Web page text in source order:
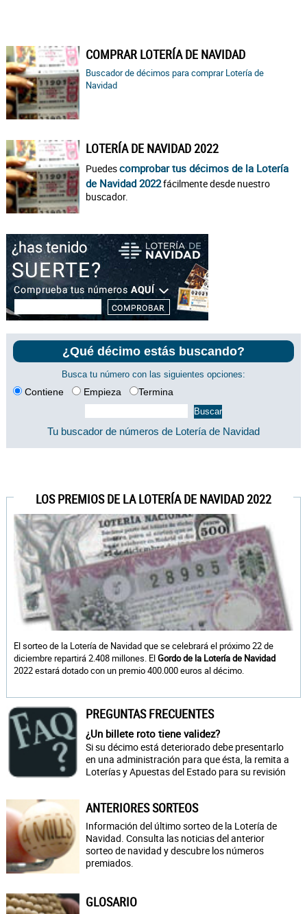
COMPRAR LOTERÍA DE NAVIDAD
Buscador de décimos para comprar Lotería de
Navidad
LOTERÍA DE NAVIDAD 2022
Puedescomprobar tus décimos de la Lotería
de Navidad 2022fácilmente desde nuestro
buscador.
¿Qué décimo estás buscando?
Busca tu número con las siguientes opciones:
Contiene Empieza Termina
Tu buscador de números de Lotería de Navidad
LOS PREMIOS DE LA LOTERÍA DE NAVIDAD 2022
El sorteo de la Lotería de Navidad que se celebrará el próximo 22 de
diciembre repartirá 2.408 millones. ElGordo de la Lotería de Navidad
2022 estará dotado con un premio 400.000 euros al décimo.
PREGUNTAS FRECUENTES
¿Un billete roto tiene validez?
Si su décimo está deteriorado debe presentarlo
en una administración para que ésta, la remita a
Loterías y Apuestas del Estado para su revisión
ANTERIORES SORTEOS
Información del último sorteo de la Lotería de
Navidad. Consulta las noticias del anterior
sorteo de navidad y descubre los números
premiados.
GLOSARIO